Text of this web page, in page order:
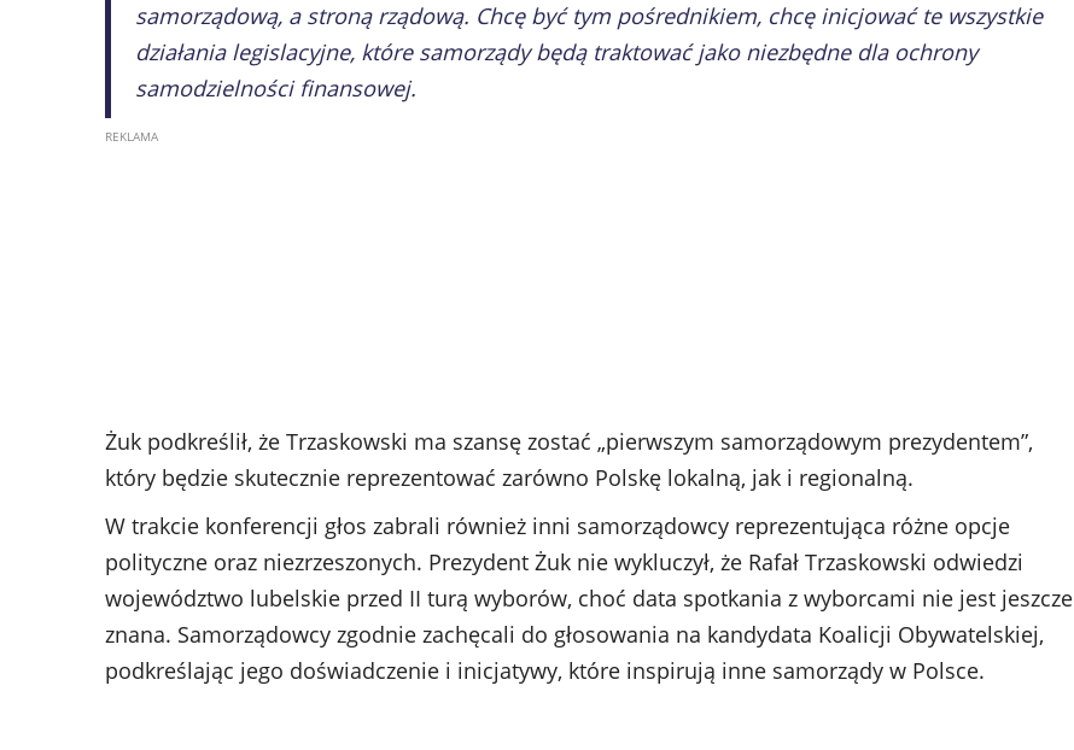
samorządową, a stroną rządową. Chcę być tym pośrednikiem, chcę inicjować te wszystkie
działania legislacyjne, które samorządy będą traktować jako niezbędne dla ochrony
samodzielności finansowej.
Żuk podkreślił, że Trzaskowski ma szansę zostać „pierwszym samorządowym prezydentem”,
który będzie skutecznie reprezentować zarówno Polskę lokalną, jak i regionalną.
W trakcie konferencji głos zabrali również inni samorządowcy reprezentująca różne opcje
polityczne oraz niezrzeszonych. Prezydent Żuk nie wykluczył, że Rafał Trzaskowski odwiedzi
województwo lubelskie przed II turą wyborów, choć data spotkania z wyborcami nie jest jeszcze
znana. Samorządowcy zgodnie zachęcali do głosowania na kandydata Koalicji Obywatelskiej,
podkreślając jego doświadczenie i inicjatywy, które inspirują inne samorządy w Polsce.